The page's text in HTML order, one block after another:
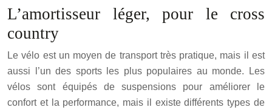
L’amortisseur léger, pour le cross
country
Le vélo est un moyen de transport très pratique, mais il est
aussi l’un des sports les plus populaires au monde. Les
vélos sont équipés de suspensions pour améliorer le
confort et la performance, mais il existe différents types de